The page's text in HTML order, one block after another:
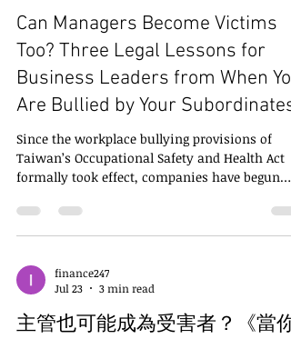
Can Managers Become Victims
Too? Three Legal Lessons for
Business Leaders from When You
Are Bullied by Your Subordinates
Since the workplace bullying provisions of
Taiwan’s Occupational Safety and Health Act
formally took effect, companies have begun
managers from bullying their subordinates.
However, while recently reading the new
Subordinates, I came across a question that
deserves serious consideration by every
chairperson, HR executive, and manager: What
if the manager is the person being bullied? Is
finance247
Jul 23
3 min read
主管也可能成為受害者？《當你